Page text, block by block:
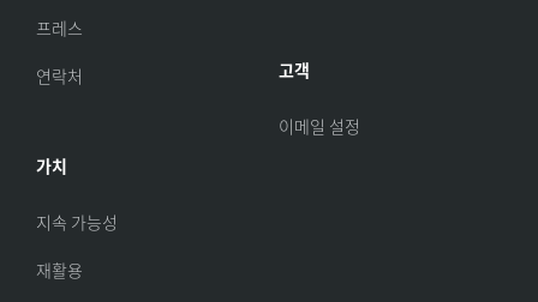
프레스
연락처
가치
지속 가능성
재활용
고객
이메일 설정